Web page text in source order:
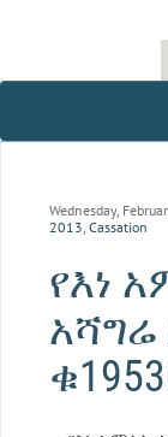
Wednesday,
2013, Cassation
የእነ
አሻግሬ